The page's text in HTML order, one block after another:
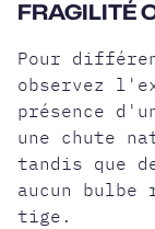
FRAGILITÉ
Pour
observez
présence
une chute
tandis que
aucun bulbe
tige.